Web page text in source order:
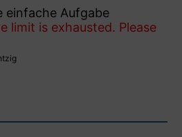
einfache Aufgabe
limit is exhausted. Please